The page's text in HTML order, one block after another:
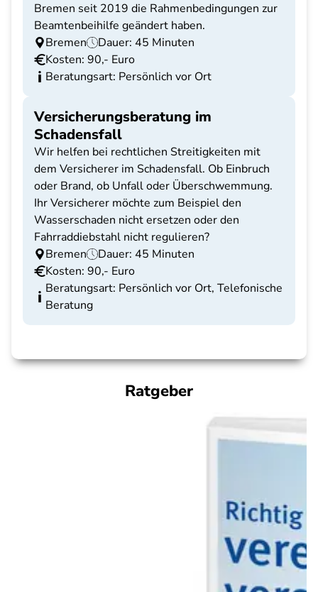
Bremen seit 2019 die Rahmenbedingungen zur
Beamtenbeihilfe geändert haben.
Bremen
Dauer: 45 Minuten
Kosten: 90,- Euro
Beratungsart: Persönlich vor Ort
Versicherungsberatung im
Schadensfall
Wir helfen bei rechtlichen Streitigkeiten mit
dem Versicherer im Schadensfall. Ob Einbruch
oder Brand, ob Unfall oder Überschwemmung.
Ihr Versicherer möchte zum Beispiel den
Wasserschaden nicht ersetzen oder den
Fahrraddiebstahl nicht regulieren?
Bremen
Dauer: 45 Minuten
Kosten: 90,- Euro
Beratungsart: Persönlich vor Ort, Telefonische
Beratung
Ratgeber